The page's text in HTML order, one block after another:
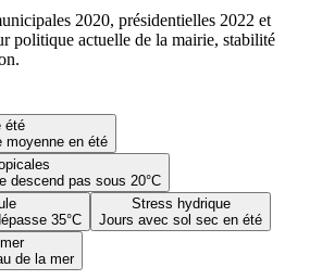
été
moyenne en été
descend pas sous 20°C
35°C
Stress hydrique
Jours avec sol sec en été
de la mer
2020, présidentielles 2022 et
politique actuelle de la mairie, stabilité